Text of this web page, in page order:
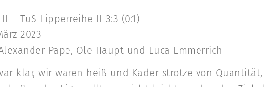
– TuS Lipperreihe II 3:3 (0:1)
2023
Pape, Ole Haupt und Luca Emmerrich
klar, wir waren heiß und Kader strotze von